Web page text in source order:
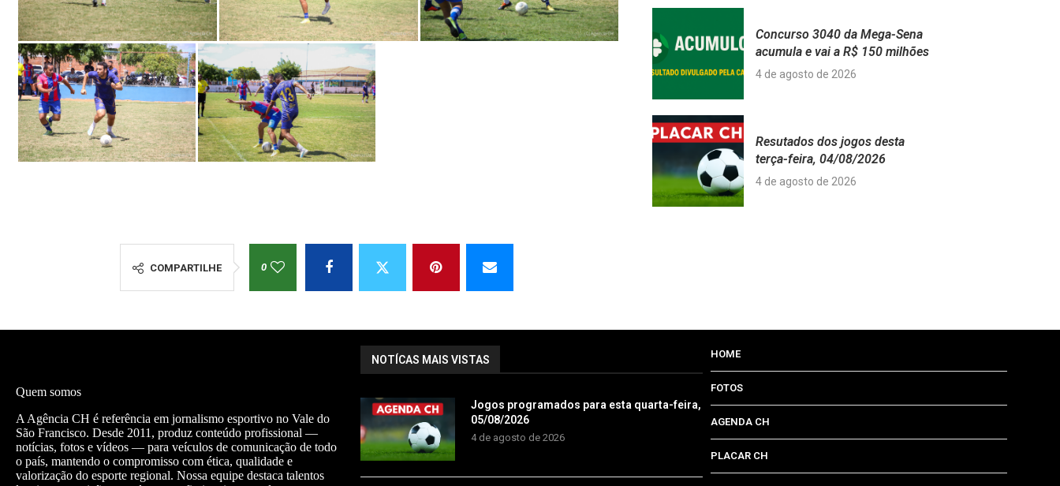
COMPARTILHE 0
Concurso 3040 da Mega-Sena
acumula e vai a R$ 150 milhões
4 de agosto de 2026
Resutados dos jogos desta
terça-feira, 04/08/2026
4 de agosto de 2026
Quem somos
A Agência CH é referência em jornalismo esportivo no Vale do
São Francisco. Desde 2011, produz conteúdo profissional —
notícias, fotos e vídeos — para veículos de comunicação de todo
o país, mantendo o compromisso com ética, qualidade e
valorização do esporte regional. Nossa equipe destaca talentos
NOTÍCAS MAIS VISTAS
Jogos programados para esta quarta-feira,
05/08/2026
4 de agosto de 2026
HOME
FOTOS
AGENDA CH
PLACAR CH